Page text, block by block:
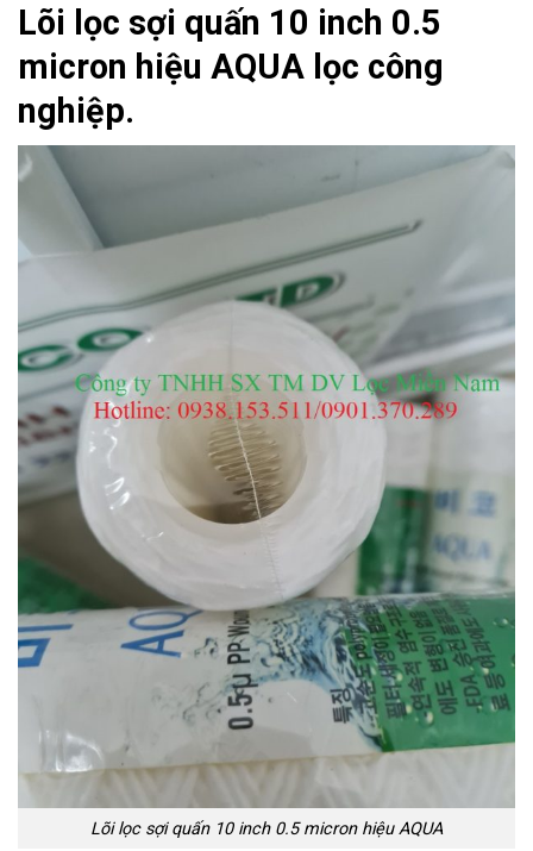
Lõi lọc sợi quấn 10 inch 0.5
micron hiệu AQUA lọc công
nghiệp.
Lõi lọc sợi quấn 10 inch 0.5 micron hiệu AQUA